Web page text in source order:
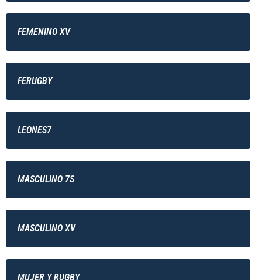
FEMENINO XV
FERUGBY
LEONES7
MASCULINO 7S
MASCULINO XV
MUJER Y RUGBY